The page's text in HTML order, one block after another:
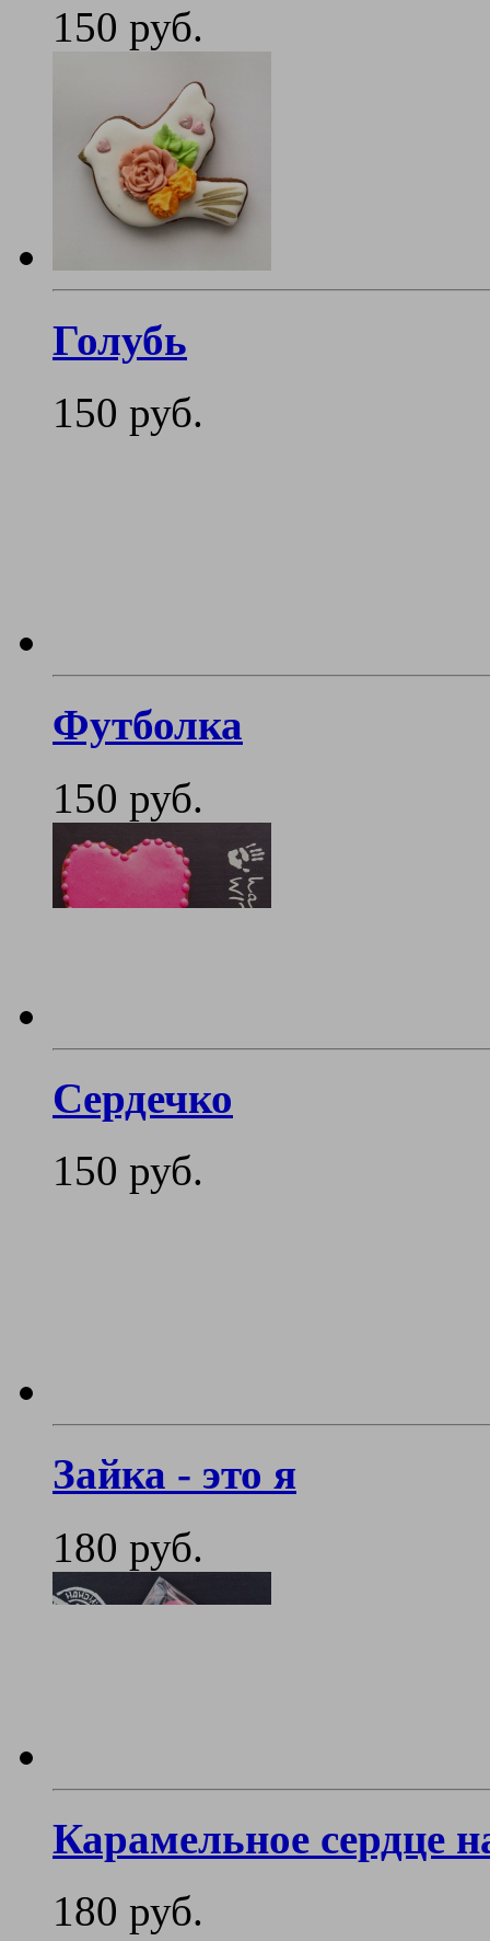
150 руб.
Голубь
150 руб.
Футболка
150 руб.
Сердечко
150 руб.
Зайка - это я
180 руб.
Карамельное сердце
180 руб.